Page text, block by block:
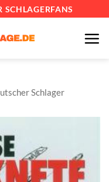
SCHLAGERFANS
Schlager